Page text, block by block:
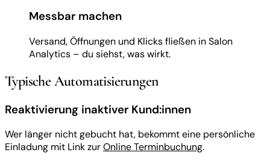
Messbar machen
Versand, Öffnungen und Klicks fließen in Salon
Analytics – du siehst, was wirkt.
Typische Automatisierungen
Reaktivierung inaktiver Kund:innen
Wer länger nicht gebucht hat, bekommt eine persönliche
Einladung mit Link zurOnline Terminbuchung.